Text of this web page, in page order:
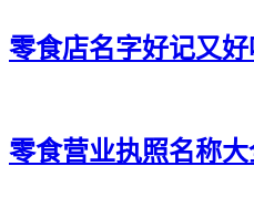
零食店名字好记又
零食营业执照名称